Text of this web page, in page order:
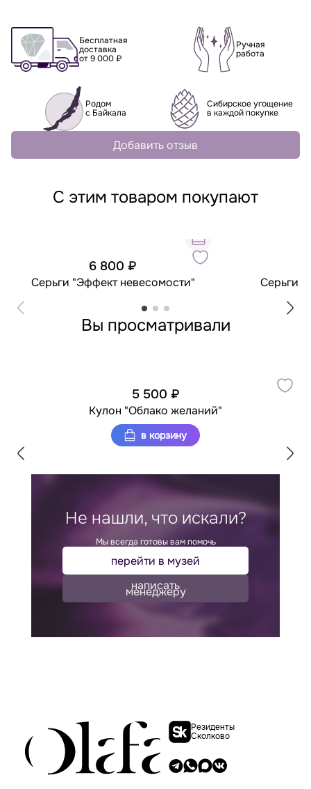
Бесплатная
доставка
от 9 000 ₽
Ручная
работа
Родом
с Байкала
Сибирское угощение
в каждой покупке
Добавить отзыв
С этим товаром покупают
6 800 ₽
Серьги "Эффект невесомости" Серьги
Вы просматривали
5 500 ₽
Кулон "Облако желаний"
в корзину
Не нашли, что искали?
Мы всегда готовы вам помочь
перейти в музей
написать
менеджеру
Резиденты
Сколково